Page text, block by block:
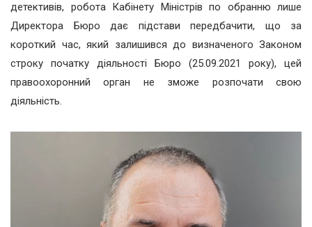
детективів, робота Кабінету Міністрів по обранню лише
Директора Бюро дає підстави передбачити, що за
короткий час, який залишився до визначеного Законом
строку початку діяльності Бюро (25.09.2021 року), цей
правоохоронний орган не зможе розпочати свою
діяльність.